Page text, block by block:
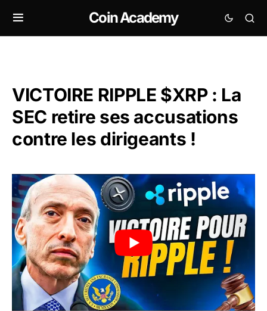
Coin Academy
VICTOIRE RIPPLE $XRP : La
SEC retire ses accusations
contre les dirigeants !